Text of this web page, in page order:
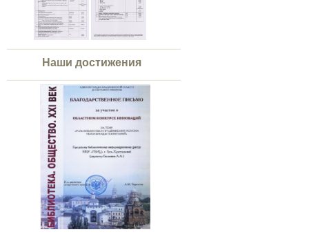
Наши достижения